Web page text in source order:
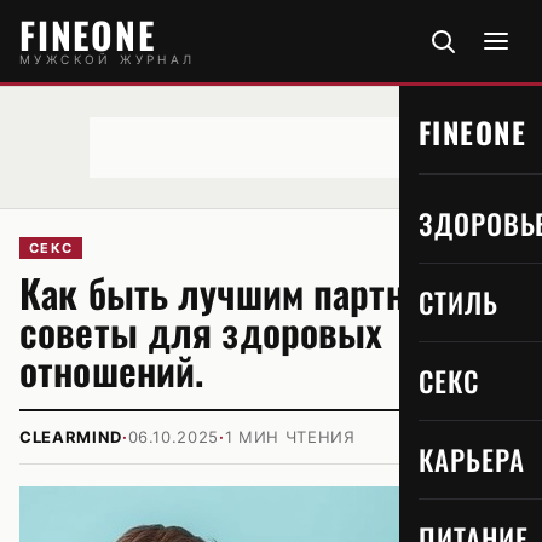
FINEONE
МУЖСКОЙ ЖУРНАЛ
FINEONE
СТИЛЬ
СЕКС
КАРЬЕРА
СЕКС
Как быть лучшим партнером:
советы для здоровых
отношений.
CLEARMIND·06.10.2025·1 МИН ЧТЕНИЯ